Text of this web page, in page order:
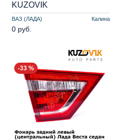
ВАЗ (ЛАДА) Калина
KUZOVIK
0 руб.
-33 %